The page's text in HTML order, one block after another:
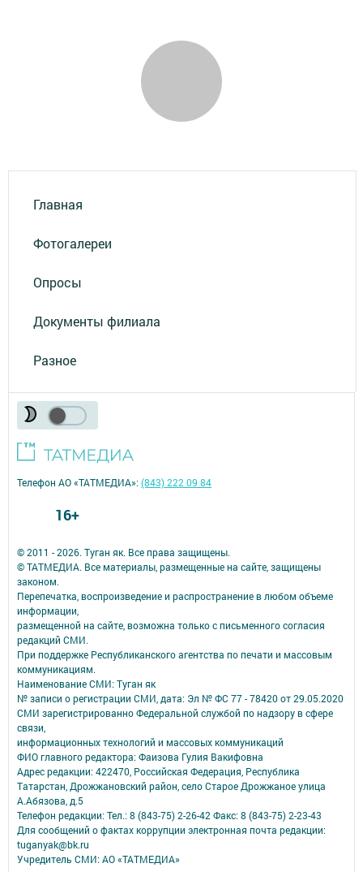
Главная
Фотогалереи
Опросы
Документы филиала
Разное
© 2011 - 2026. Туган як. Все права защищены.
© ТАТМЕДИА. Все материалы, размещенные на сайте, защищены
законом.
Перепечатка, воспроизведение и распространение в любом объеме
информации,
размещенной на сайте, возможна только с письменного согласия
редакций СМИ.
При поддержке Республиканского агентства по печати и массовым
коммуникациям.
Наименование СМИ: Туган як
№ записи о регистрации СМИ, дата: Эл № ФС 77 - 78420 от 29.05.2020
СМИ зарегистрированно Федеральной службой по надзору в сфере
связи,
информационных технологий и массовых коммуникаций
ФИО главного редактора: Фаизова Гулия Вакифовна
Адрес редакции: 422470, Российская Федерация, Республика
Татарстан, Дрожжановский район, село Старое Дрожжаное улица
А.Абязова, д.5
Телефон редакции: Тел.: 8 (843-75) 2-26-42 Факс: 8 (843-75) 2-23-43
Для сообщений о фактах коррупции электронная почта редакции:
tuganyak@bk.ru
Учредитель СМИ: АО «ТАТМЕДИА»
Телефон АО «ТАТМЕДИА»:(843) 222 09 84
16+